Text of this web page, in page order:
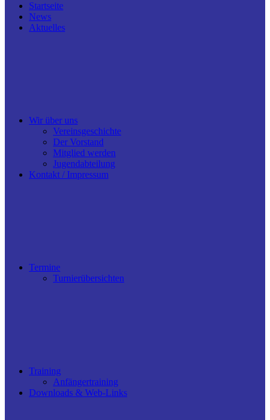
Startseite
News
Aktuelles
Wir über uns
Vereinsgeschichte
Der Vorstand
Mitglied werden
Jugendabteilung
Kontakt / Impressum
Termine
Turnierübersichten
Training
Anfängertraining
Downloads & Web-Links